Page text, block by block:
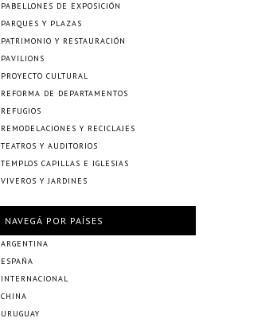
PABELLONES DE EXPOSICIÓN
PARQUES Y PLAZAS
PATRIMONIO Y RESTAURACIÓN
PAVILIONS
PROYECTO CULTURAL
REFORMA DE DEPARTAMENTOS
REFUGIOS
REMODELACIONES Y RECICLAJES
TEATROS Y AUDITORIOS
TEMPLOS CAPILLAS E IGLESIAS
VIVEROS Y JARDINES
NAVEGÁ POR PAÍSES
ARGENTINA
ESPAÑA
INTERNACIONAL
CHINA
URUGUAY